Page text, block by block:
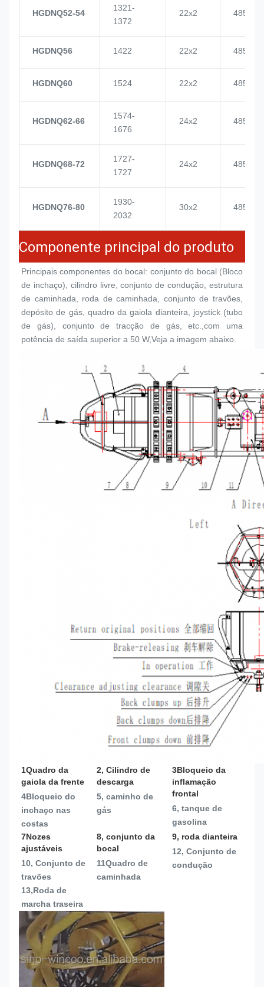
HGDNQ52-54
1321-
1372
22x2 4855
HGDNQ56 1422 22x2 4855
HGDNQ60 1524 22x2 4855
HGDNQ62-66
1574-
1676
24x2 4855
HGDNQ68-72
1727-
1727
24x2 4855
HGDNQ76-80
1930-
2032
30x2 4855
Componente principal do produto
Principais componentes do bocal: conjunto do bocal (Bloco
de inchaço), cilindro livre, conjunto de condução, estrutura
de caminhada, roda de caminhada, conjunto de travões,
depósito de gás, quadro da gaiola dianteira, joystick (tubo
de gás), conjunto de tracção de gás, etc.,com uma
potência de saída superior a 50 W,Veja a imagem abaixo.
1Quadro da
gaiola da frente
4Bloqueio do
inchaço nas
costas
2, Cilindro de
descarga
5, caminho de
gás
3Bloqueio da
inflamação
frontal
6, tanque de
gasolina
7Nozes
ajustáveis
10, Conjunto de
travões
13,Roda de
marcha traseira
8, conjunto da
bocal
11Quadro de
caminhada
9, roda dianteira
12, Conjunto de
condução